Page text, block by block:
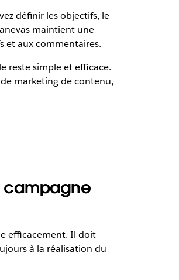
définir les objectifs, le
maintient une
et aux commentaires.
reste simple et efficace.
marketing de contenu,
campagne
efficacement. Il doit
à la réalisation du